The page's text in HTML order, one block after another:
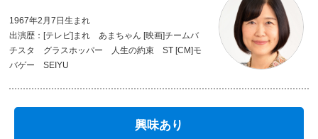
1967年2月7日生まれ
出演歴：[テレビ]まれ あまちゃん [映画]チームバ
チスタ グラスホッパー 人生の約束 ST [CM]モ
バゲー SEIYU
興味あり